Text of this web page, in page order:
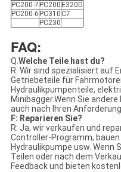
PC200-7 PC200 E320D
PC200-6 PC310 C7
PC230
FAQ:
Q.Welche Teile hast du?
R: Wir sind spezialisiert auf
Getriebeteile für
Hydraulikpumpenteile,
Minibagger.Wenn Sie
auch nach Ihren
F: Reparieren Sie?
R: Ja, wir verkaufen und
Controller-Programm,
Hydraulikpumpe usw. Wenn
Teilen oder nach dem
Feedback und bieten